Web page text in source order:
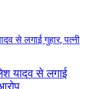
यादव से लगाई